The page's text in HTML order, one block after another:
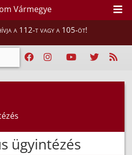
Vármegye
a 112-t vagy a 105-öt!
ügyintézés